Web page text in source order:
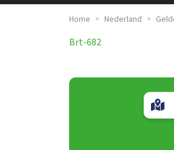
Home > Nederland >
Brt-682